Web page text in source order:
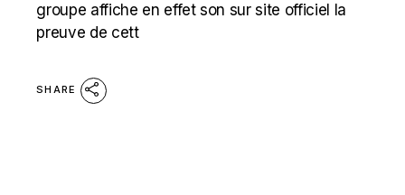
groupe affiche en effet son sur site officiel la
preuve de cett
SHARE